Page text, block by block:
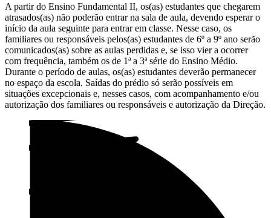
A partir do Ensino Fundamental II, os(as) estudantes que chegarem
atrasados(as) não poderão entrar na sala de aula, devendo esperar o
início da aula seguinte para entrar em classe. Nesse caso, os
familiares ou responsáveis pelos(as) estudantes de 6º a 9º ano serão
comunicados(as) sobre as aulas perdidas e, se isso vier a ocorrer
com frequência, também os de 1ª a 3ª série do Ensino Médio.
Durante o período de aulas, os(as) estudantes deverão permanecer
no espaço da escola. Saídas do prédio só serão possíveis em
situações excepcionais e, nesses casos, com acompanhamento e/ou
autorização dos familiares ou responsáveis e autorização da Direção.